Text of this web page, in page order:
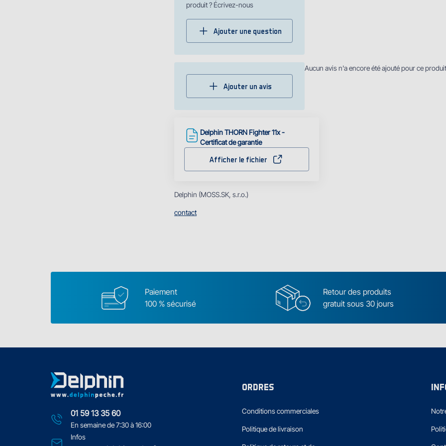
produit ? Écrivez-nous
Ajouter une question
Ajouter un avis
Aucun avis n'a encore été ajouté pour ce produit
Delphin THORN Fighter 11x -
Certificat de garantie
Afficher le fichier
Delphin (MOSS.SK, s.r.o.)
contact
Paiement
100 % sécurisé
Retour des produits
gratuit sous 30 jours
01 59 13 35 60
En semaine de 7:30 à 16:00
Infos
ORDRES
Conditions commerciales
Politique de livraison